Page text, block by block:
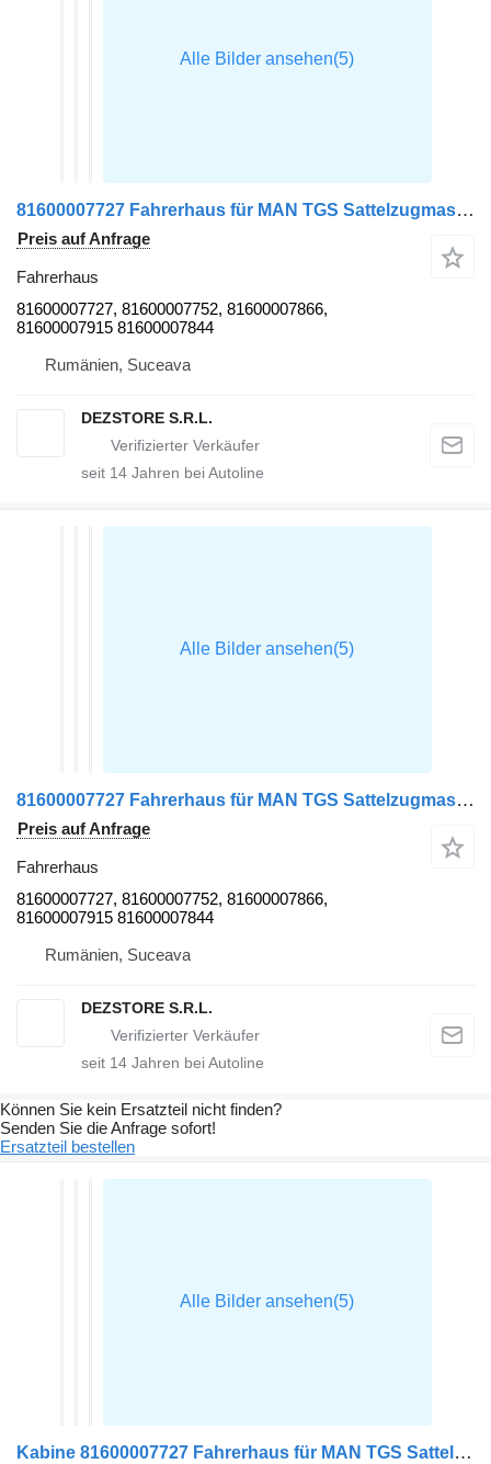
81600007727 Fahrerhaus für MAN TGS Sattelzugmaschine
Preis auf Anfrage
Fahrerhaus
81600007727, 81600007752, 81600007866,
81600007915 81600007844
Rumänien, Suceava
DEZSTORE S.R.L.
seit 14 Jahren bei Autoline
81600007727 Fahrerhaus für MAN TGS Sattelzugmaschine
Preis auf Anfrage
Fahrerhaus
81600007727, 81600007752, 81600007866,
81600007915 81600007844
Rumänien, Suceava
DEZSTORE S.R.L.
seit 14 Jahren bei Autoline
Können Sie kein Ersatzteil nicht finden?
Senden Sie die Anfrage sofort!
Ersatzteil bestellen
Kabine 81600007727 Fahrerhaus für MAN TGS Sattelzugmaschine